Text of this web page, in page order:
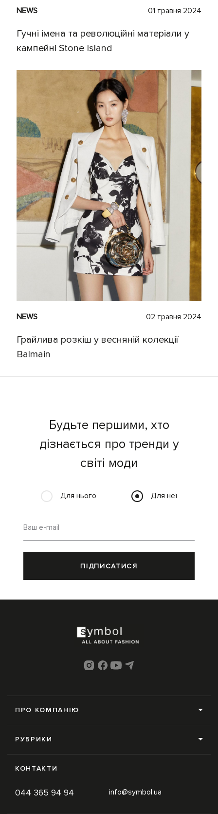
NEWS 01 травня 2024
Гучні імена та революційні матеріали у
кампейні Stone Island
NEWS 02 травня 2024
Грайлива розкіш у весняній колекції
Balmain
Будьте першими, хто
дізнається про тренди у
світі моди
Для нього Для неї
Ваш e-mail
ПІДПИСАТИСЯ
ПРО КОМПАНІЮ
Контакти
РУБРИКИ
Trends
КОНТАКТИ
044 365 94 94 info@symbol.ua